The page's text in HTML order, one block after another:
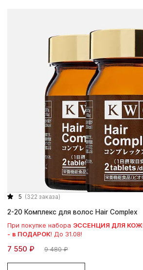
5 (322 заказа)
2-20 Комплекс для волос Hair Complex
При покупке набора ЭССЕНЦИЯ ДЛЯ
- в ПОДАРОК! До 31.08!
7 550 ₽ 9 480 ₽